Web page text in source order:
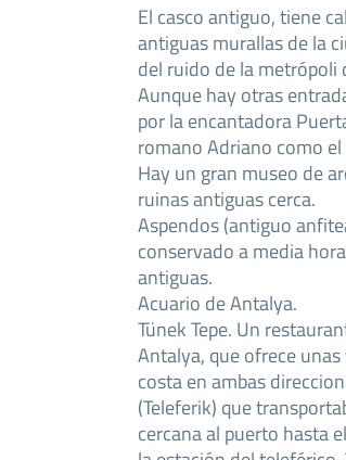
El casco antiguo, tiene
antiguas murallas de la
del ruido de la metrópoli
Aunque hay otras
por la encantadora
romano Adriano como
Hay un gran museo de
ruinas antiguas cerca.
Aspendos (antiguo
conservado a media
antiguas.
Acuario de Antalya.
Tünek Tepe. Un
Antalya, que ofrece
costa en ambas
(Teleferik) que
cercana al puerto hasta